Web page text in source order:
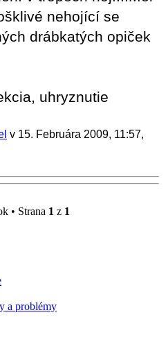
nehojící se
drábkatých opiček
uhryznutie
v 15. Februára 2009, 11:57,
• Strana 1 z 1
a problémy